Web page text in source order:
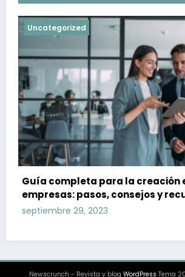
Uncategorized
Guía completa para la creación
empresas: pasos, consejos y
septiembre 29, 2023
Newscrunch - Revista y blog WordPress Tema